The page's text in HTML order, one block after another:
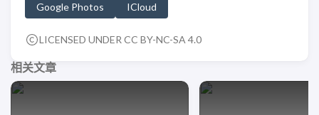
Google Photos ICloud
LICENSED UNDER CC BY-NC-SA 4.0
相关文章